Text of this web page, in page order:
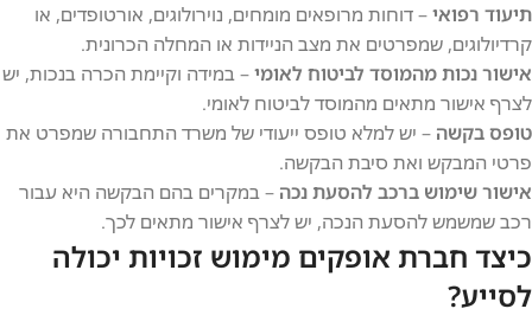
תיעוד רפואי– דוחות מרופאים מומחים, נוירולוגים, אורטופדים, או
קרדיולוגים, שמפרטים את מצב הניידות או המחלה הכרונית.
אישור נכות מהמוסד לביטוח לאומי– במידה וקיימת הכרה בנכות, יש
לצרף אישור מתאים מהמוסד לביטוח לאומי.
טופס בקשה – יש למלא טופס ייעודי של משרד התחבורה שמפרט את
פרטי המבקש ואת סיבת הבקשה.
אישור שימוש ברכב להסעת נכה – במקרים בהם הבקשה היא עבור
רכב שמשמש להסעת הנכה, יש לצרף אישור מתאים לכך.
כיצד חברת אופקים מימוש זכויות יכולה
לסייע?